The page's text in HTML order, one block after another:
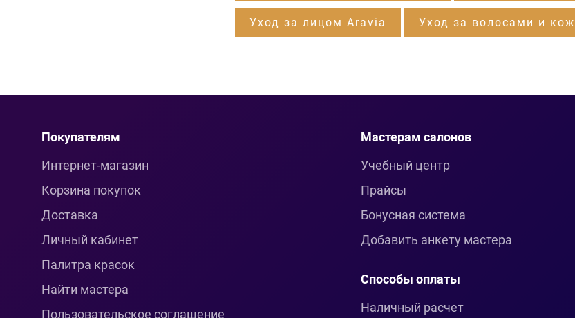
Уход за лицом Aravia Уход за волосами и
Покупателям
Интернет-магазин
Корзина покупок
Доставка
Личный кабинет
Палитра красок
Найти мастера
Пользовательское соглашение
Мастерам салонов
Учебный центр
Прайсы
Бонусная система
Добавить анкету мастера
Способы оплаты
Наличный расчет